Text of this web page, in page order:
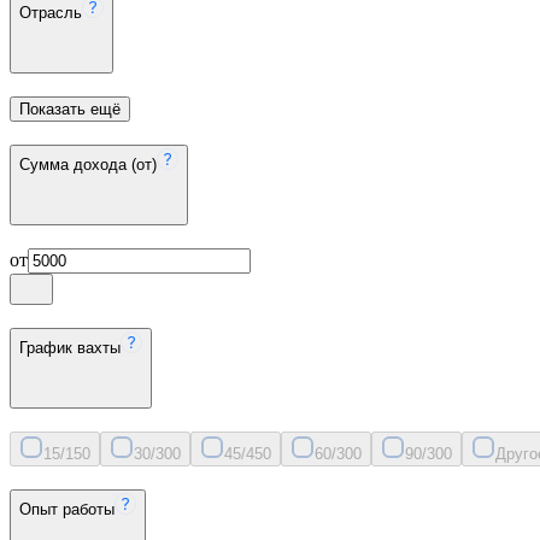
Отрасль
Показать ещё
Сумма дохода (от)
от
График вахты
15/150 30/300 45/450 60/300 90/300
Опыт работы